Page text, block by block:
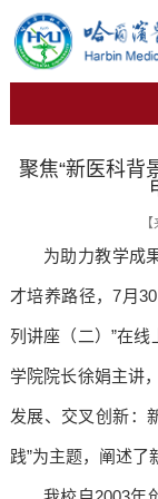
聚焦“新医科背
为助力教学成
才培养路径，7月
列讲座（二）”在
学院院长徐娟主讲
发展、交叉创新：
践”为主题，阐述了